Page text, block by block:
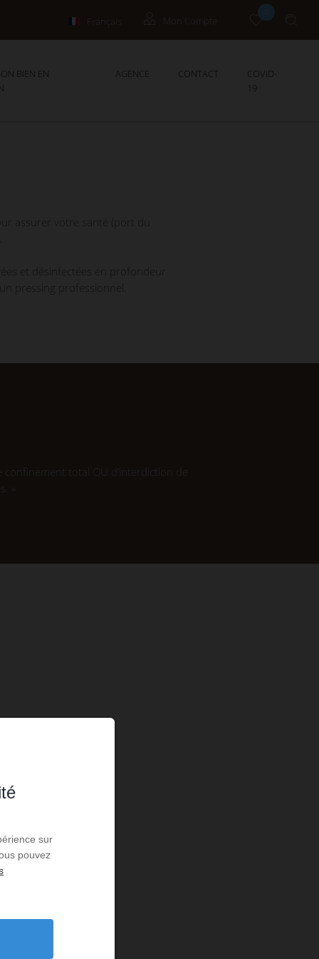
Mon Compte
BIEN EN
AGENCE CONTACT
COVID-
19
assurer votre santé (port du
pressing professionnel.
confinement total OU d’interdiction de
»
sur
pouvez